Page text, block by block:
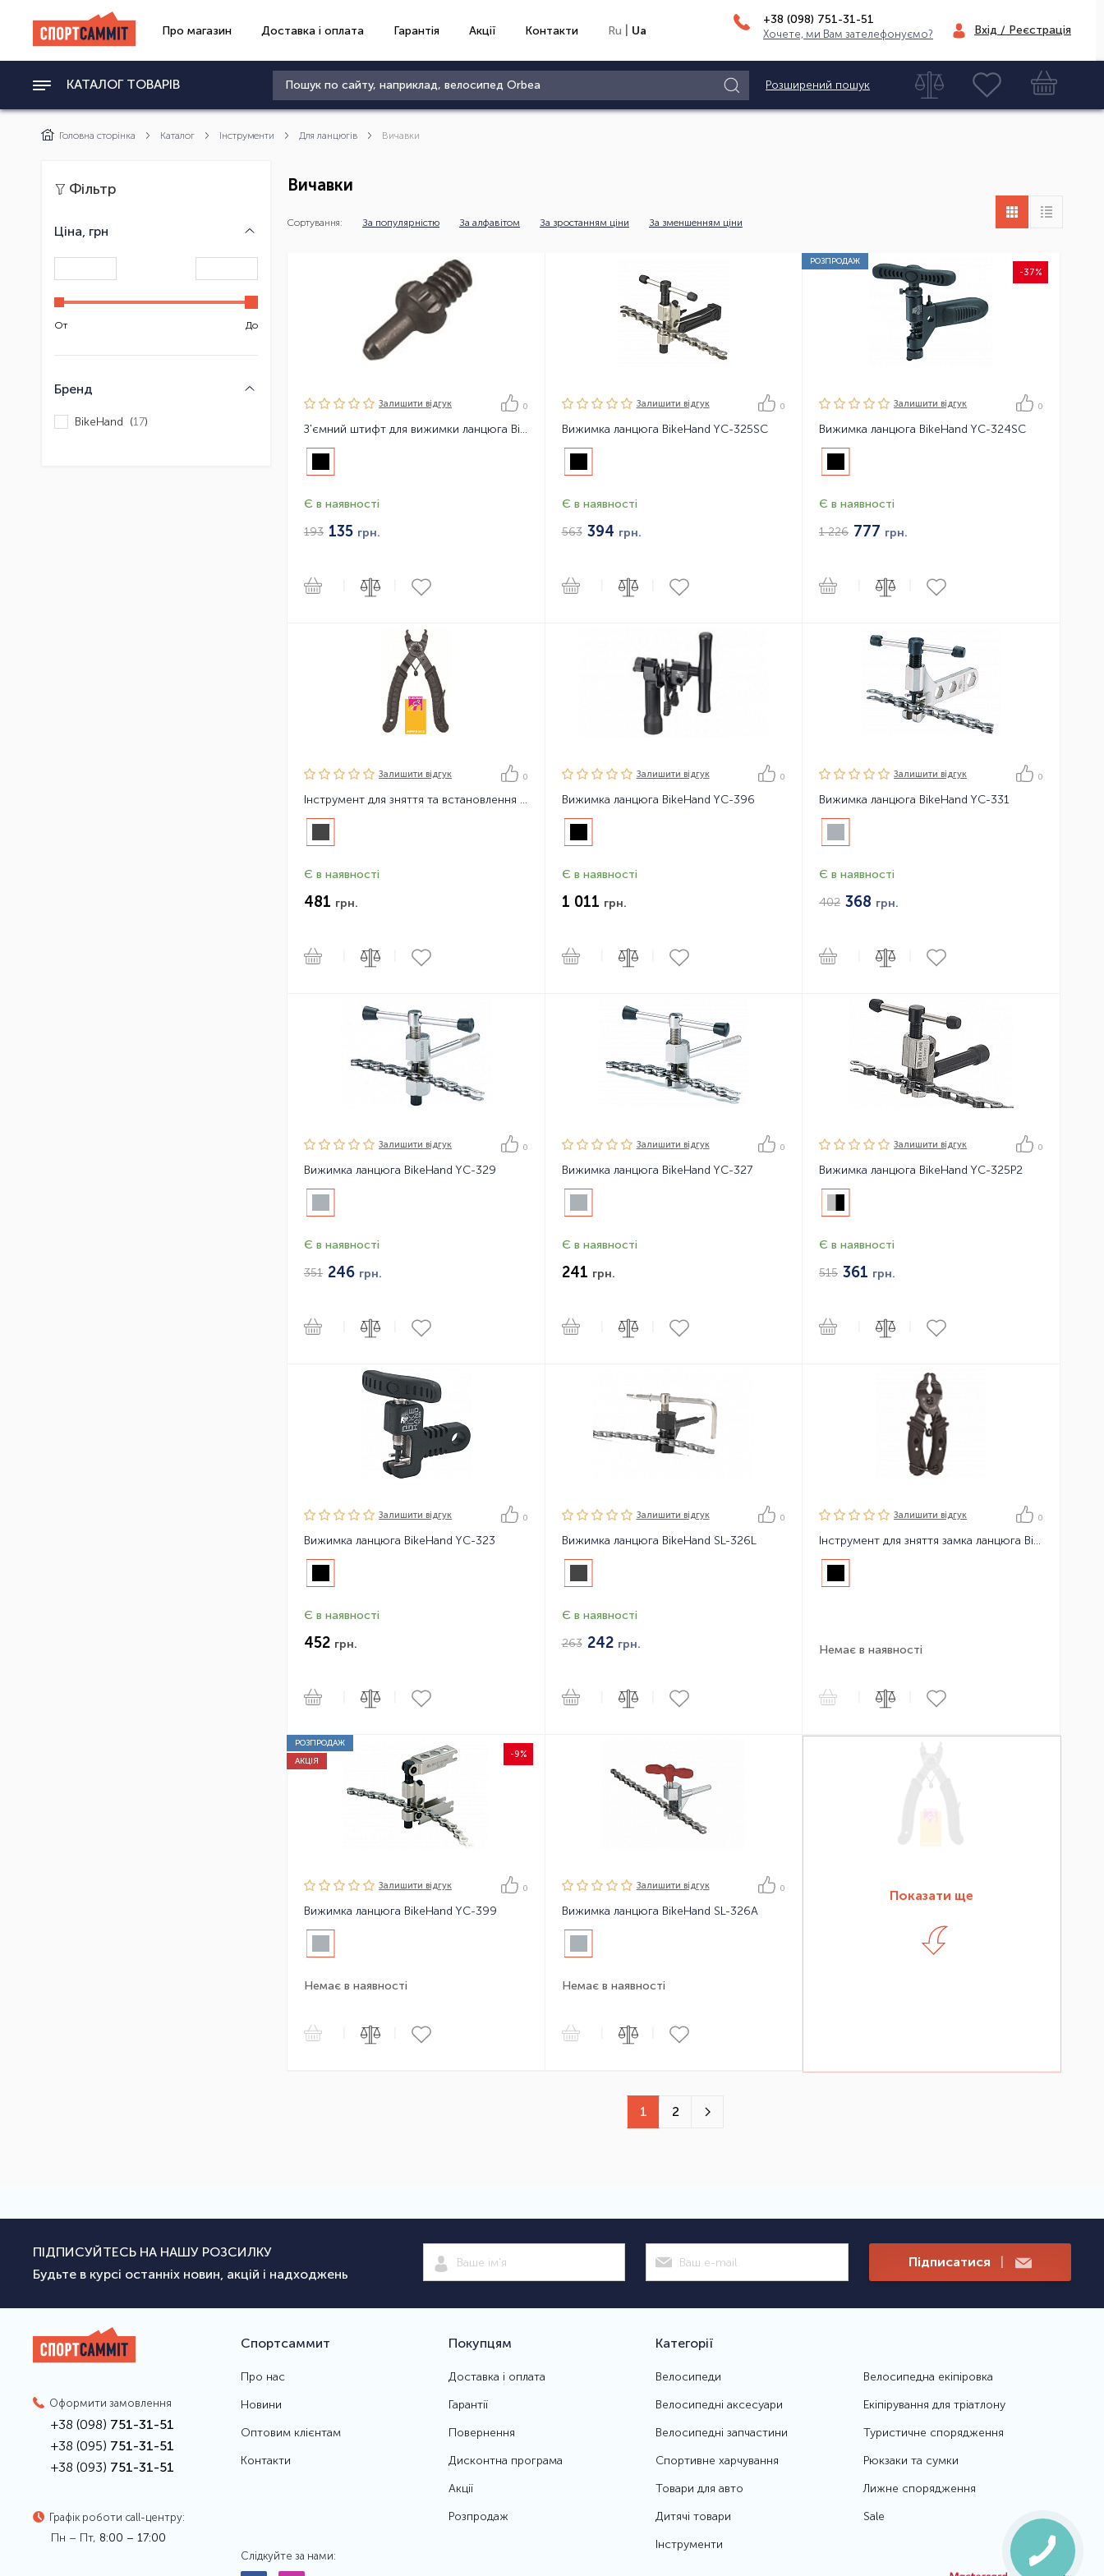
Про магазин Доставка і оплата Гарантія Акції Контакти Ru Ua
+38 (098) 751-31-51
Хочете, ми Вам зателефонуємо? Вхід / Реєстрація
КАТАЛОГ ТОВАРІВ Розширений пошук
Головна сторінка Каталог Інструменти Для ланцюгів Вичавки
Фільтр
Ціна, грн
От До
Бренд
BikeHand (17)
Вичавки
Сортування: За популярністю За алфавітом За зростанням ціни За зменшенням ціни
Залишити вiдгук 0
З'ємний штифт для вижимки ланцюга BikeHand YC-005-P
Є в наявності
193 135 грн.
Залишити вiдгук 0
Вижимка ланцюга BikeHand YC-325SC
Є в наявності
563 394 грн.
РОЗПРОДАЖ
-37%
Залишити вiдгук 0
Вижимка ланцюга BikeHand YC-324SC
Є в наявності
1 226 777 грн.
Залишити вiдгук 0
Інструмент для зняття та встановлення замка ланцюга BikeHand YC-335CO
Є в наявності
481 грн.
Залишити вiдгук 0
Вижимка ланцюга BikeHand YC-396
Є в наявності
1 011 грн.
Залишити вiдгук 0
Вижимка ланцюга BikeHand YC-331
Є в наявності
402 368 грн.
Залишити вiдгук 0
Вижимка ланцюга BikeHand YC-329
Є в наявності
351 246 грн.
Залишити вiдгук 0
Вижимка ланцюга BikeHand YC-327
Є в наявності
241 грн.
Залишити вiдгук 0
Вижимка ланцюга BikeHand YC-325P2
Є в наявності
515 361 грн.
Залишити вiдгук 0
Вижимка ланцюга BikeHand YC-323
Є в наявності
452 грн.
Залишити вiдгук 0
Вижимка ланцюга BikeHand SL-326L
Є в наявності
263 242 грн.
Залишити вiдгук 0
Інструмент для зняття замка ланцюга BikeHand YC-335CO-S
Немає в наявності
РОЗПРОДАЖ
-9%
АКЦІЯ
Залишити вiдгук 0
Вижимка ланцюга BikeHand YC-399
Немає в наявності
Залишити вiдгук 0
Вижимка ланцюга BikeHand SL-326A
Немає в наявності
Показати ще
1 2
ПІДПИСУЙТЕСЬ НА НАШУ РОЗСИЛКУ
Будьте в курсі останніх новин, акцій і надходжень
Підписатися |
Оформити замовлення
+38 (098) 751-31-51
+38 (095) 751-31-51
+38 (093) 751-31-51
Графік роботи call-центру:
Пн – Пт, 8:00 – 17:00
Спортсаммит
Про нас
Новини
Оптовим клієнтам
Контакти
Покупцям
Доставка і оплата
Гарантії
Повернення
Дисконтна програма
Акції
Розпродаж
Категорії
Велосипеди
Велосипедні аксесуари
Велосипедні запчастини
Спортивне харчування
Товари для авто
Дитячі товари
Інструменти
Велосипедна екіпіровка
Екіпірування для тріатлону
Туристичне спорядження
Рюкзаки та сумки
Лижне спорядження
Sale
Слідкуйте за нами: